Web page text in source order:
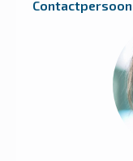
Contactpersoon